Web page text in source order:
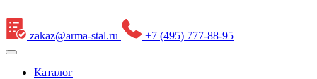
zakaz@arma-stal.ru +7 (495) 777-88-95
Каталог